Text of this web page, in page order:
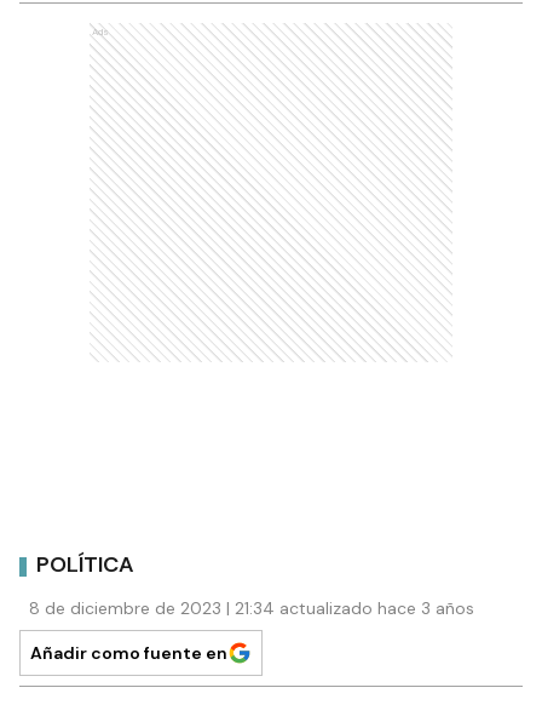
Ads
POLÍTICA
8 de diciembre de 2023 | 21:34 actualizado hace 3 años
Añadir como fuente en